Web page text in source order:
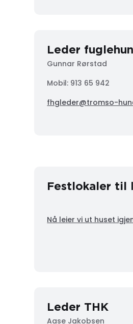
Leder
Gunnar Rørstad
Mobil: 913 65 942
fhgleder@tromso-
Festlokaler til
Nå leier vi ut huset
Leder THK
Aase Jakobsen